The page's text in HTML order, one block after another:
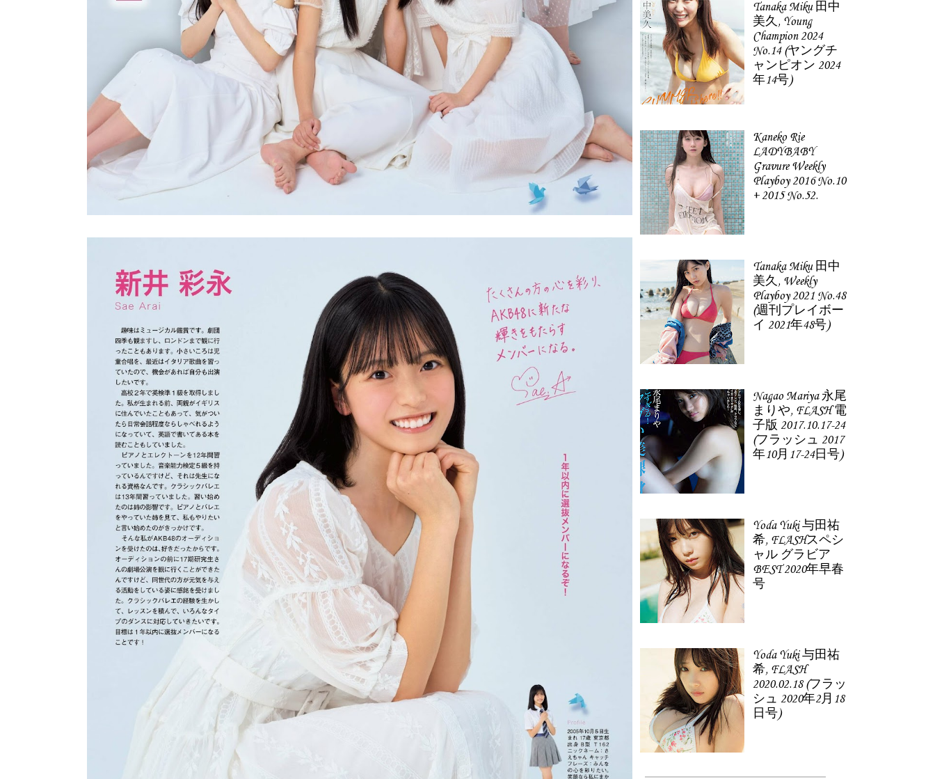
Tanaka Miku 田中
美久, Young
Champion 2024
No.14 (ヤングチ
ャンピオン 2024
年14号)
Kaneko Rie
LADYBABY
Gravure Weekly
Playboy 2016 No.10
+ 2015 No.52.
Tanaka Miku 田中
美久, Weekly
Playboy 2021 No.48
(週刊プレイボー
イ 2021年48号)
Nagao Mariya 永尾
まりや, FLASH 電
子版 2017.10.17-24
(フラッシュ 2017
年10月17-24日号)
Yoda Yuki 与田祐
希, FLASHスペシ
ャル グラビア
BEST 2020年早春
号
Yoda Yuki 与田祐
希, FLASH
2020.02.18 (フラッ
シュ 2020年2月18
日号)